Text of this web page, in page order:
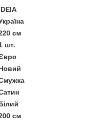
см
шт.
см